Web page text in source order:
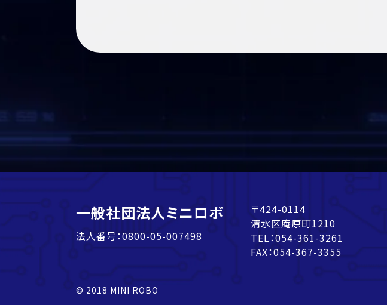
一般社団法人ミニロボ
法人番号：0800-05-007498
〒424-0114
清水区庵原町1210
TEL：054-361-3261
FAX：054-367-3355
© 2018 MINI ROBO